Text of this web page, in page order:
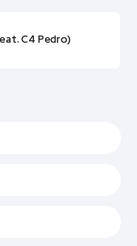
C4 Pedro)